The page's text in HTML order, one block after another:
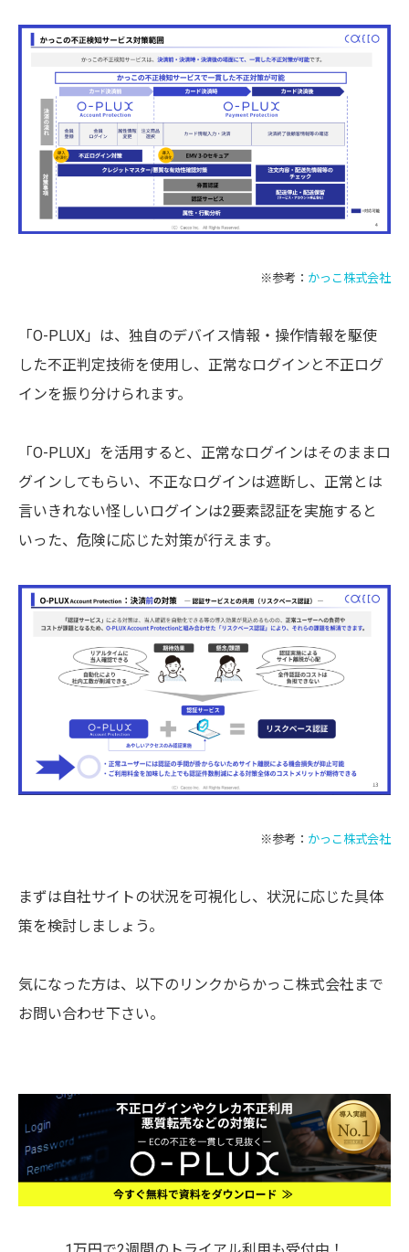
※参考： かっこ株式会社
「O-PLUX」は、独自のデバイス情報・操作情報を駆使
した不正判定技術を使用し、正常なログインと不正ログ
インを振り分けられます。
「O-PLUX」を活用すると、正常なログインはそのままロ
グインしてもらい、不正なログインは遮断し、正常とは
言いきれない怪しいログインは2要素認証を実施すると
いった、危険に応じた対策が行えます。
※参考： かっこ株式会社
まずは自社サイトの状況を可視化し、状況に応じた具体
策を検討しましょう。
気になった方は、以下のリンクからかっこ株式会社まで
お問い合わせ下さい。